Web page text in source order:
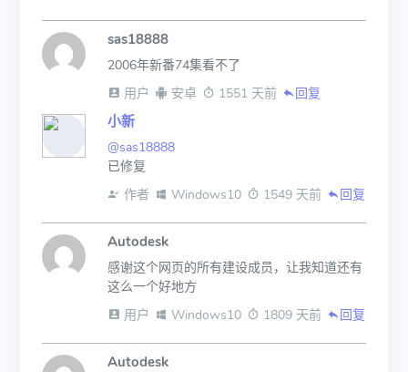
sas18888
2006年新番74集看不了
用户
安卓 1551 天前 回复
小新
@sas18888
已修复
作者
Windows10 1549 天前 回复
Autodesk
感谢这个网页的所有建设成员，让我知道还有
这么一个好地方
用户
Windows10 1809 天前 回复
Autodesk